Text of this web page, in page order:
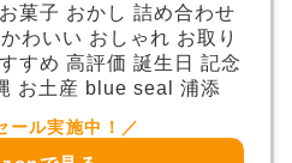
菓子 おかし 詰め合わせ
わいい おしゃれ お取り
すめ 高評価 誕生日 記念
お土産 blue seal 浦添